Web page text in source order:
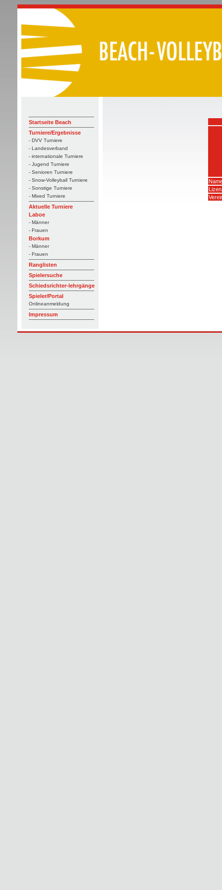
Startseite Beach
Turniere/Ergebnisse
- DVV Turniere
- Landesverband
- internationale Turniere
- Jugend Turniere
- Senioren Turniere
- Snow-Volleyball Turniere
- Sonstige Turniere
- Mixed Turniere
Aktuelle Turniere
Laboe
- Männer
- Frauen
Borkum
- Männer
- Frauen
Ranglisten
Spielersuche
Schiedsrichter-lehrgänge
Spieler/Portal
Onlineanmeldung
Impressum